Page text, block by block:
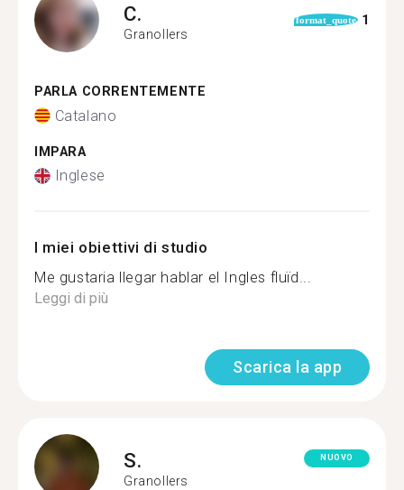
C.
Granollers
format_quote 1
PARLA CORRENTEMENTE
Catalano
IMPARA
Inglese
I miei obiettivi di studio
Me gustaria llegar hablar el Ingles fluïd...
Leggi di più
Scarica la app
S.
Granollers
NUOVO